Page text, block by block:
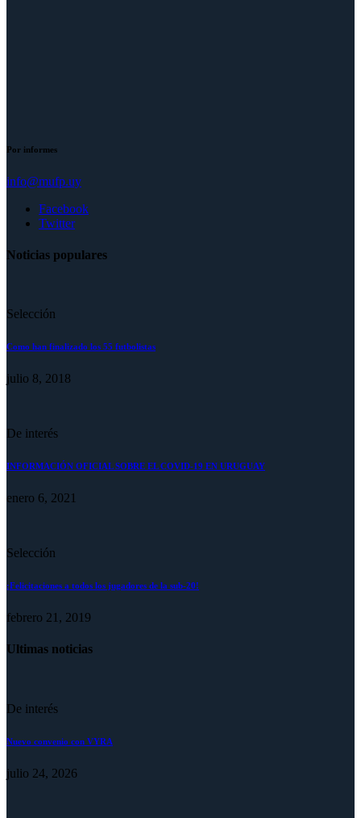
Por informes
info@mufp.uy
Facebook
Twitter
Noticias populares
Selección
Como han finalizado los 55 futbolistas
julio 8, 2018
De interés
INFORMACIÓN OFICIAL SOBRE EL COVID-19 EN URUGUAY
enero 6, 2021
Selección
¡Felicitaciones a todos los jugadores de la sub-20!
febrero 21, 2019
Ultimas noticias
De interés
Nuevo convenio con VYRA
julio 24, 2026